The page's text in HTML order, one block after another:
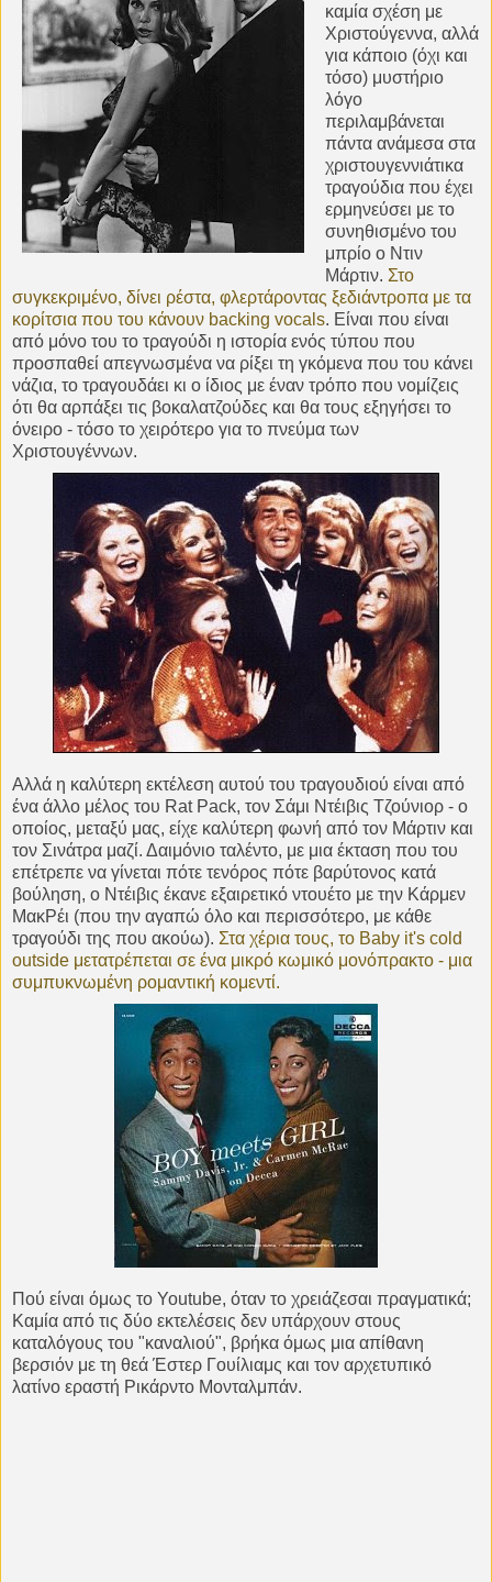
καμία σχέση με
Χριστούγεννα, αλλά
για κάποιο (όχι και
τόσο) μυστήριο
λόγο
περιλαμβάνεται
πάντα ανάμεσα στα
χριστουγεννιάτικα
τραγούδια που έχει
ερμηνεύσει με το
συνηθισμένο του
μπρίο ο Ντιν
Μάρτιν. Στο
συγκεκριμένο, δίνει ρέστα, φλερτάροντας ξεδιάντροπα με τα
κορίτσια που του κάνουν backing vocals. Είναι που είναι
από μόνο του το τραγούδι η ιστορία ενός τύπου που
προσπαθεί απεγνωσμένα να ρίξει τη γκόμενα που του κάνει
νάζια, το τραγουδάει κι ο ίδιος με έναν τρόπο που νομίζεις
ότι θα αρπάξει τις βοκαλατζούδες και θα τους εξηγήσει το
όνειρο - τόσο το χειρότερο για το πνεύμα των
Χριστουγέννων.
Αλλά η καλύτερη εκτέλεση αυτού του τραγουδιού είναι από
ένα άλλο μέλος του Rat Pack, τον Σάμι Ντέιβις Τζούνιορ - ο
οποίος, μεταξύ μας, είχε καλύτερη φωνή από τον Μάρτιν και
τον Σινάτρα μαζί. Δαιμόνιο ταλέντο, με μια έκταση που του
επέτρεπε να γίνεται πότε τενόρος πότε βαρύτονος κατά
βούληση, ο Ντέιβις έκανε εξαιρετικό ντουέτο με την Κάρμεν
ΜακΡέι (που την αγαπώ όλο και περισσότερο, με κάθε
τραγούδι της που ακούω). Στα χέρια τους, το Baby it's cold
outside μετατρέπεται σε ένα μικρό κωμικό μονόπρακτο - μια
συμπυκνωμένη ρομαντική κομεντί.
Πού είναι όμως το Youtube, όταν το χρειάζεσαι πραγματικά;
Καμία από τις δύο εκτελέσεις δεν υπάρχουν στους
καταλόγους του "καναλιού", βρήκα όμως μια απίθανη
βερσιόν με τη θεά Έστερ Γουίλιαμς και τον αρχετυπικό
λατίνο εραστή Ρικάρντο Μονταλμπάν.